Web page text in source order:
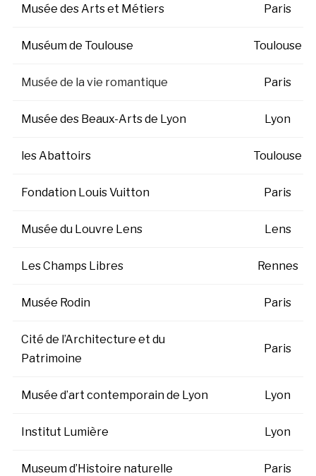
Musée des Arts et Métiers Paris
Muséum de Toulouse Toulouse
Musée de la vie romantique Paris
Musée des Beaux-Arts de Lyon Lyon
les Abattoirs Toulouse
Fondation Louis Vuitton Paris
Musée du Louvre Lens Lens
Les Champs Libres Rennes
Musée Rodin Paris
Cité de l’Architecture et du
Patrimoine
Paris
Musée d’art contemporain de Lyon Lyon
Institut Lumière Lyon
Museum d’Histoire naturelle Paris